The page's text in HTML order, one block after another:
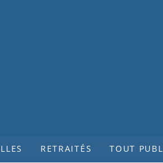
RETRAITÉS TOUT